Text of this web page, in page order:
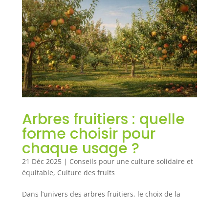
Arbres fruitiers : quelle
forme choisir pour
chaque usage ?
21 Déc 2025| Conseils pour une culture solidaire et
équitable, Culture des fruits
Dans l’univers des arbres fruitiers, le choix de la